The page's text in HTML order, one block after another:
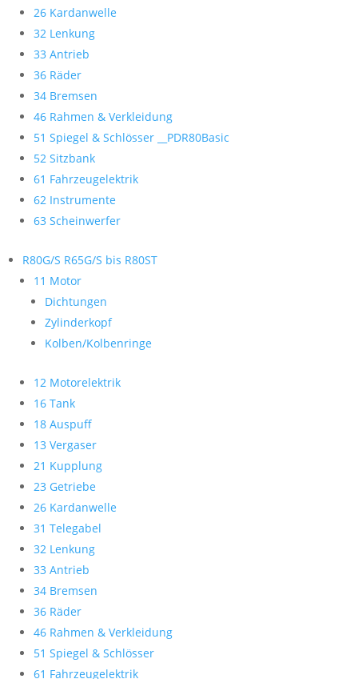
26 Kardanwelle
32 Lenkung
33 Antrieb
36 Räder
34 Bremsen
46 Rahmen & Verkleidung
51 Spiegel & Schlösser __PDR80Basic
52 Sitzbank
61 Fahrzeugelektrik
62 Instrumente
63 Scheinwerfer
R80G/S R65G/S bis R80ST
11 Motor
Dichtungen
Zylinderkopf
Kolben/Kolbenringe
12 Motorelektrik
16 Tank
18 Auspuff
13 Vergaser
21 Kupplung
23 Getriebe
26 Kardanwelle
31 Telegabel
32 Lenkung
33 Antrieb
34 Bremsen
36 Räder
46 Rahmen & Verkleidung
51 Spiegel & Schlösser
61 Fahrzeugelektrik